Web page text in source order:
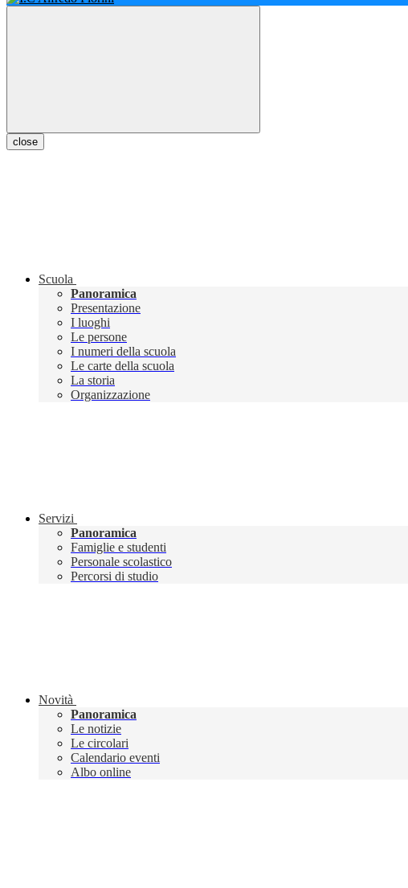
close
Scuola
Panoramica
Presentazione
I luoghi
Le persone
I numeri della scuola
Le carte della scuola
La storia
Organizzazione
Servizi
Panoramica
Famiglie e studenti
Personale scolastico
Percorsi di studio
Novità
Panoramica
Le notizie
Le circolari
Calendario eventi
Albo online